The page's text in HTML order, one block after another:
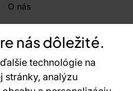
nás dôležité.
technológie na
stránky, analýzu
O nás